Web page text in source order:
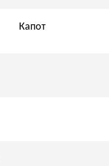
Капот